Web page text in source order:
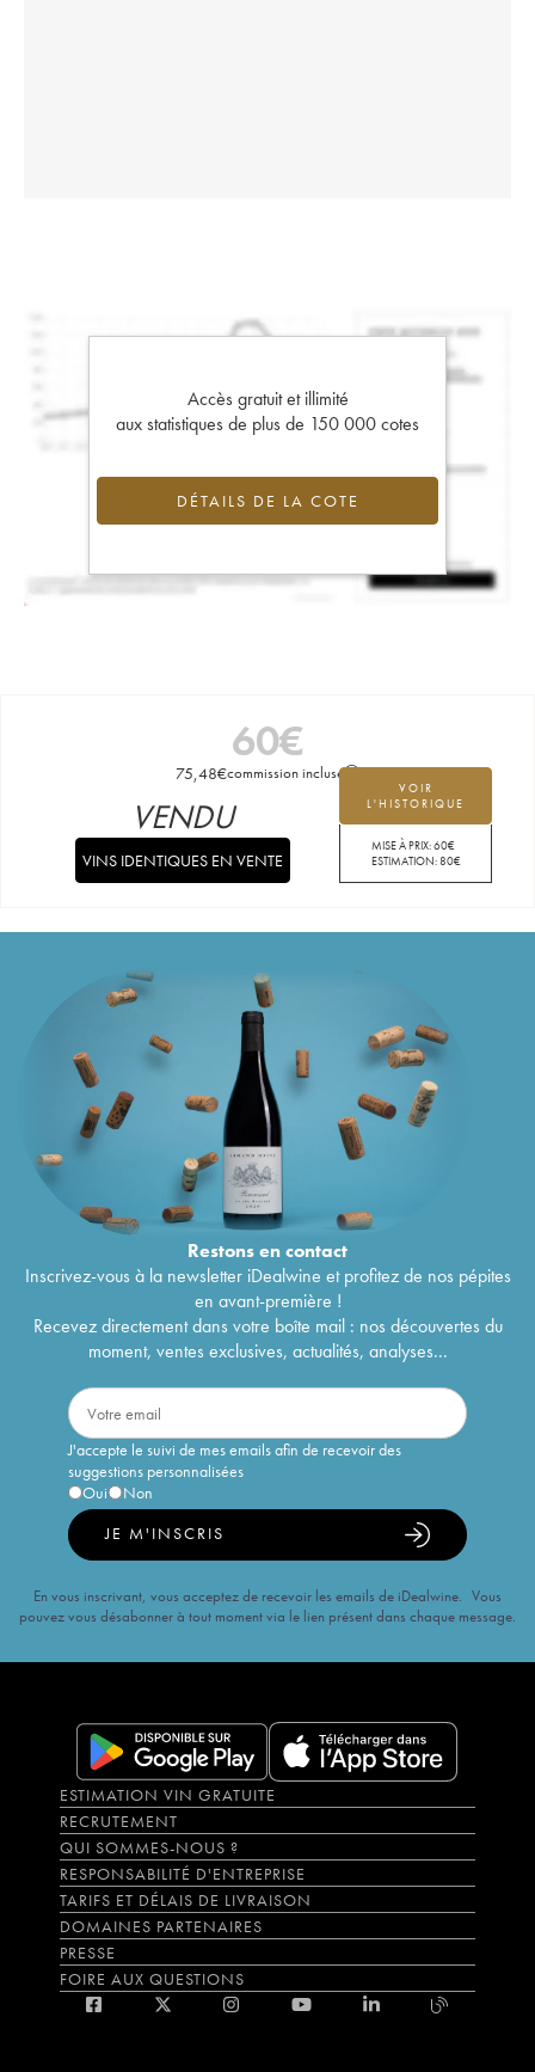
Accès gratuit et illimité
aux statistiques de plus de 150 000 cotes
DÉTAILS DE LA COTE
60€
75,48€commission incluse
VOIR
L'HISTORIQUE
MISE À PRIX:60€
ESTIMATION:80€
VENDU
VINS IDENTIQUES EN VENTE
Restons encontact
Inscrivez-vous à la newsletter iDealwine et profitez de nos pépites
en avant-première !
Recevez directement dans votre boîte mail : nos découvertes du
moment, ventes exclusives, actualités, analyses...
J'accepte le suivi de mes emails afin de recevoir des
suggestions personnalisées
Oui
Non
JE M'INSCRIS
En vous inscrivant, vous acceptez de recevoir les emails de iDealwine. Vous
pouvez vous désabonner à tout moment via le lien présent dans chaque message.
ESTIMATION VIN GRATUITE
RECRUTEMENT
QUI SOMMES-NOUS ?
RESPONSABILITÉ D'ENTREPRISE
TARIFS ET DÉLAIS DE LIVRAISON
DOMAINES PARTENAIRES
PRESSE
FOIRE AUX QUESTIONS